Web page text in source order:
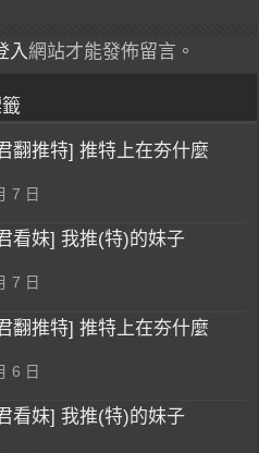
入網站才能發佈留言。
翻推特] 推特上在夯什麼
7 日
看妹] 我推(特)的妹子
7 日
翻推特] 推特上在夯什麼
6 日
看妹] 我推(特)的妹子